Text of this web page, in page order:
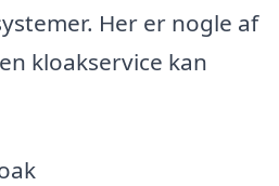
Her er nogle af
kloakservice kan